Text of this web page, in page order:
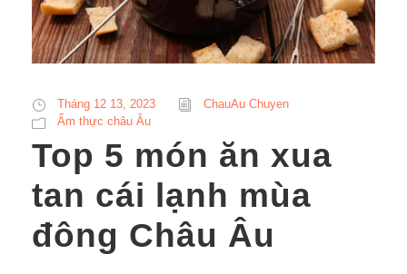
Tháng 12 13, 2023
ChauAu Chuyen
Ẩm thực châu Âu
Top 5 món ăn xua
tan cái lạnh mùa
đông Châu Âu